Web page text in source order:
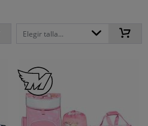
Elegir talla...